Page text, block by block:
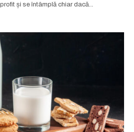
și se întâmplă chiar dacă...